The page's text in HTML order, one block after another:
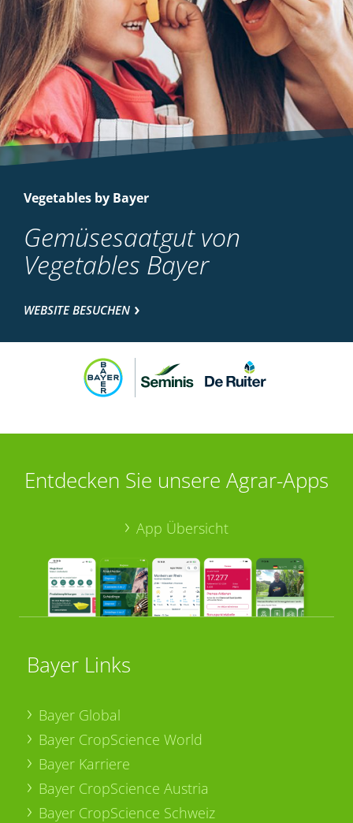
Vegetables by Bayer
Gemüsesaatgut von
Vegetables Bayer
WEBSITE BESUCHEN
Entdecken Sie unsere Agrar-Apps
App Übersicht
Bayer Links
Bayer Global
Bayer CropScience World
Bayer Karriere
Bayer CropScience Austria
Bayer CropScience Schweiz